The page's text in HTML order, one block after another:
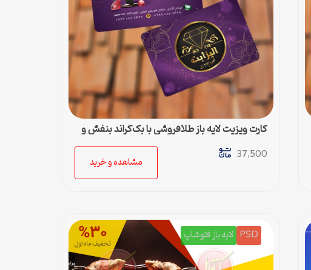
کارت ویزیت لایه باز طلافروشی با بک‌گراند بنفش و
37,500
مشاهده و خرید
PSD لایه باز فتوشاپ